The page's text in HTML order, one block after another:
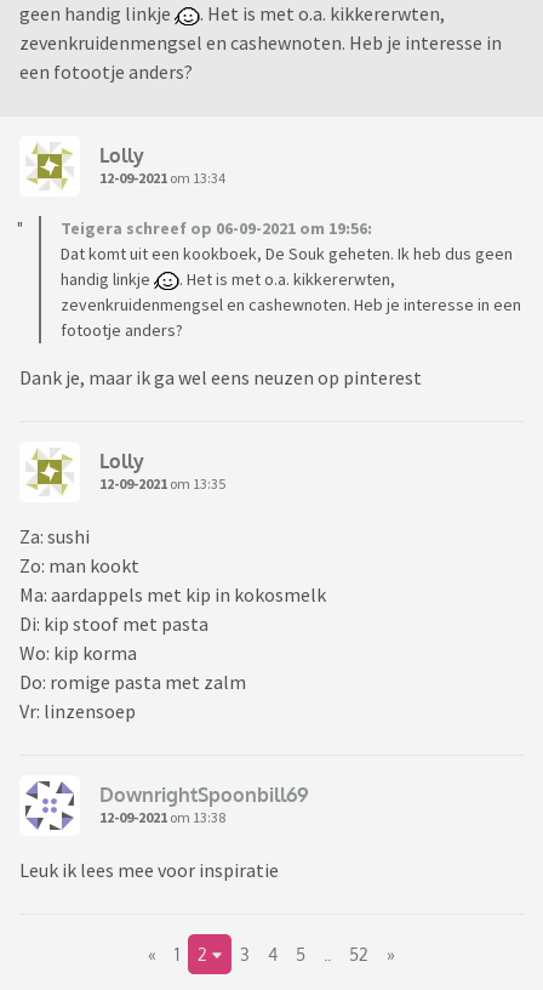
geen handig linkje
. Het is met o.a. kikkererwten,
zevenkruidenmengsel en cashewnoten. Heb je interesse in
een fotootje anders?
Lolly
12-09-2021 om 13:34
Teigera schreef op 06-09-2021 om 19:56:
Dat komt uit een kookboek, De Souk geheten. Ik heb dus geen
handig linkje
. Het is met o.a. kikkererwten,
zevenkruidenmengsel en cashewnoten. Heb je interesse in een
fotootje anders?
Dank je, maar ik ga wel eens neuzen op pinterest
Lolly
12-09-2021 om 13:35
Za: sushi
Zo: man kookt
Ma: aardappels met kip in kokosmelk
Di: kip stoof met pasta
Wo: kip korma
Do: romige pasta met zalm
Vr: linzensoep
DownrightSpoonbill69
12-09-2021 om 13:38
Leuk ik lees mee voor inspiratie
« 1 2 3 4 5 52 »